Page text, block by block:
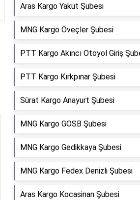
Aras Kargo Yakut Şubesi
MNG Kargo Öveçler Şubesi
PTT Kargo Akıncı Otoyol Giriş
PTT Kargo Kırkpınar Şubesi
Sürat Kargo Anayurt Şubesi
MNG Kargo GOSB Şubesi
MNG Kargo Gedikkaya Şubesi
MNG Kargo Fedex Denizli Şubesi
Aras Kargo Kocasinan Şubesi